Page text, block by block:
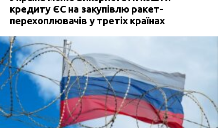
кредиту ЄС на закупівлю ракет-
перехоплювачів у третіх країнах